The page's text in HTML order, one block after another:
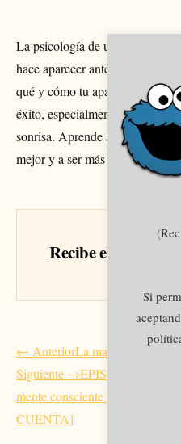
La psicología de una sonrisa |
hace aparecer ante los demás
qué y cómo tu apariencia
éxito, especialmente cuando se
sonrisa. Aprende a influir en tu
mejor y a ser más accesible y
Recibe el siguiente
Navegación
de
entradas
← AnteriorLa manera más
Siguiente →EPISODIO
mente consciente [CÓMO
CUENTA]
Si